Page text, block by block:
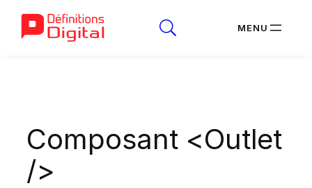
Composant <Outlet
/>